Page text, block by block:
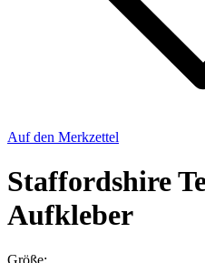
Auf den Merkzettel
Staffordshire
Aufkleber
Größe: